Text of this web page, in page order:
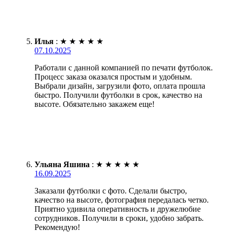
Илья : ★ ★ ★ ★ ★
07.10.2025
Работали с данной компанией по печати футболок.
Процесс заказа оказался простым и удобным.
Выбрали дизайн, загрузили фото, оплата прошла
быстро. Получили футболки в срок, качество на
высоте. Обязательно закажем еще!
Ульяна Яшина : ★ ★ ★ ★ ★
16.09.2025
Заказали футболки с фото. Сделали быстро,
качество на высоте, фотография передалась четко.
Приятно удивила оперативность и дружелюбие
сотрудников. Получили в сроки, удобно забрать.
Рекомендую!